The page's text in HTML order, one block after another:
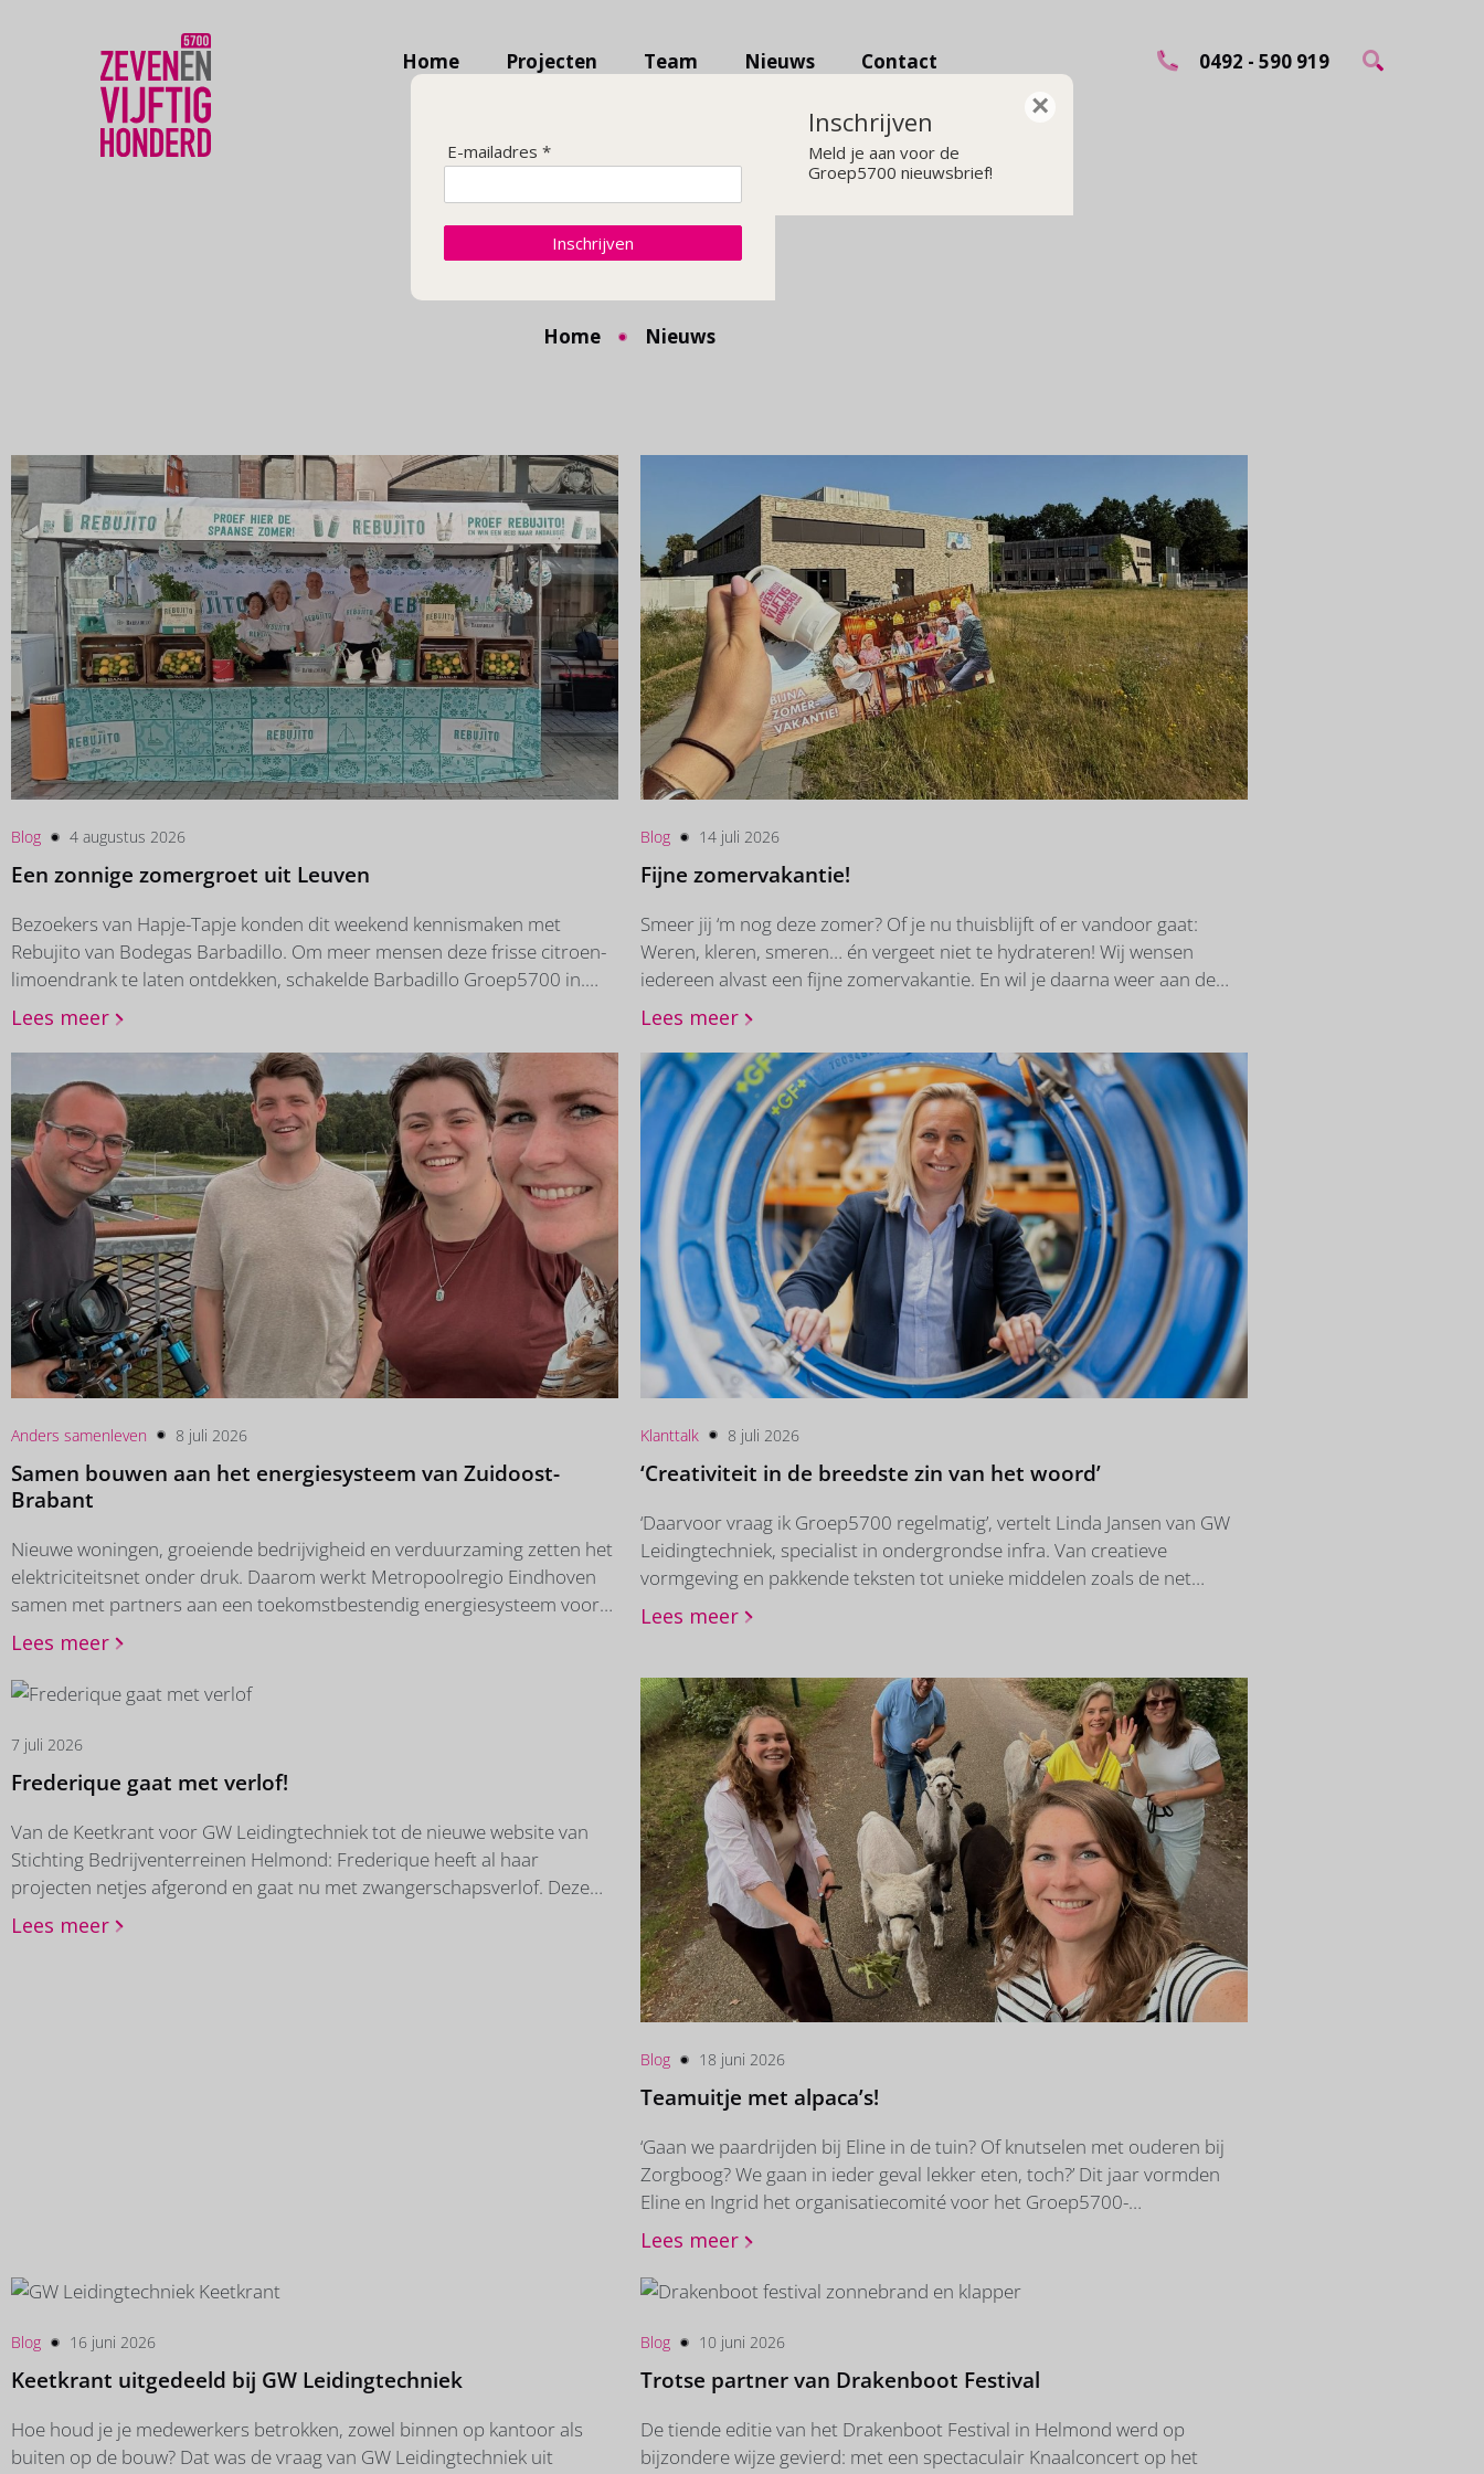
Home Projecten Team Nieuws Contact 0492 - 590 919
Nieuws
Home Nieuws
Blog 4 augustus 2026
Een zonnige zomergroet uit Leuven
Bezoekers van Hapje-Tapje konden dit weekend kennismaken met
Rebujito van Bodegas Barbadillo. Om meer mensen deze frisse citroen-
limoendrank te laten ontdekken, schakelde Barbadillo Groep5700 in.
Onze projectmanager Lisa zette de socialmediacampagne op, Jorgen
ontwierp de stand (met Lisa’s styling natuurlijk ;-)) en als team bedachten
we een winactie. Met resultaat: ruim 3.000 mensen kwamen Barbadillo
Rebujito proeven. Wij wensen iedereen nog een heerlijke zomer! ☀️ Meer
weten? Volg Rebujito Barbadillo op Instagram.
Lees meer
Blog 14 juli 2026
Fijne zomervakantie!
Smeer jij ‘m nog deze zomer? Of je nu thuisblijft of er vandoor gaat:
Weren, kleren, smeren… én vergeet niet te hydrateren! Wij wensen
iedereen alvast een fijne zomervakantie. En wil je daarna weer aan de
slag met communicatie? Wij denken graag met je mee! Ps. Zelf zijn we er
gewoon deze zomer, in verschillende groepsformaties.
Lees meer
Anders samenleven 8 juli 2026
Samen bouwen aan het energiesysteem van Zuidoost-
Brabant
Nieuwe woningen, groeiende bedrijvigheid en verduurzaming zetten het
elektriciteitsnet onder druk. Daarom werkt Metropoolregio Eindhoven
samen met partners aan een toekomstbestendig energiesysteem voor
een prettige leefomgeving in Zuidoost-Brabant. Hoe dan? Dat zie je
samenwerking met videograaf Tommy Tin en medewerkers van MRE,
Enexis en Hurkmans. To be continued…
Lees meer
Klanttalk 8 juli 2026
‘Creativiteit in de breedste zin van het woord’
‘Daarvoor vraag ik Groep5700 regelmatig’, vertelt Linda Jansen van GW
Leidingtechniek, specialist in ondergrondse infra. Van creatieve
vormgeving en pakkende teksten tot unieke middelen zoals de net
verschenen Keetkrant. ‘Groep5700 heeft verstand van communicatie en
Helmondse, en bij de communicatiecommissie van de Keiebijters
kwamen we elkaar in 2018 opnieuw tegen.’ Linda werkte op dat moment
al sinds de oprichting in 2014 bij GW Leidingtechniek. ‘We begonnen
met...
Lees meer
7 juli 2026
Frederique gaat met verlof!
Van de Keetkrant voor GW Leidingtechniek tot de nieuwe website van
Stichting Bedrijventerreinen Helmond: Frederique heeft al haar
projecten netjes afgerond en gaat nu met zwangerschapsverlof. Deze
zomer even geen gedragsverandering, campagnes en
Lees meer
Blog 18 juni 2026
Teamuitje met alpaca’s!
‘Gaan we paardrijden bij Eline in de tuin? Of knutselen met ouderen bij
Zorgboog? We gaan in ieder geval lekker eten, toch?’ Dit jaar vormden
Eline en Ingrid het organisatiecomité voor het Groep5700-
personeelsuitje. Wat we gingen doen, bleef een verrassing. Totdat onze
auto’s stopten bij Alpakuba, de alpacaboerderij in Bakel. Meteen werd er
enthousiast gejuicht. Op de prachtige boerderij zagen we in de wei
welkom met drankjes en een heerlijk stuk appeltaart. In zestien jaar tijd
was haar kudde...
Lees meer
Blog 16 juni 2026
Keetkrant uitgedeeld bij GW Leidingtechniek
Hoe houd je je medewerkers betrokken, zowel binnen op kantoor als
buiten op de bouw? Dat was de vraag van GW Leidingtechniek uit
Blog 10 juni 2026
Trotse partner van Drakenboot Festival
De tiende editie van het Drakenboot Festival in Helmond werd op
bijzondere wijze gevierd: met een spectaculair Knaalconcert op het
×
E-mailadres *
Inschrijven
Inschrijven
Meld je aan voor de
Groep5700 nieuwsbrief!